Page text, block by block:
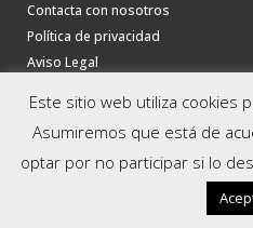
Contacta con nosotros
Política de privacidad
Aviso Legal
Este sitio web utiliza cookies
Asumiremos que está de
optar por no participar si lo